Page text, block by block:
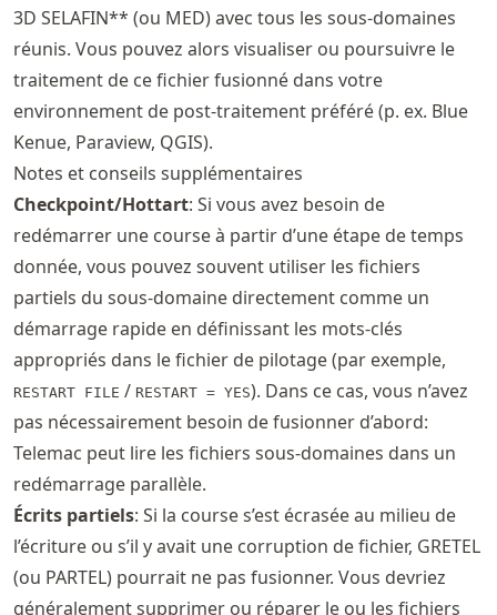
3D SELAFIN** (ou MED) avec tous les sous-domaines
réunis. Vous pouvez alors visualiser ou poursuivre le
traitement de ce fichier fusionné dans votre
environnement de post-traitement préféré (p. ex. Blue
Kenue, Paraview, QGIS).
Notes et conseils supplémentaires
Checkpoint/Hottart: Si vous avez besoin de
redémarrer une course à partir d’une étape de temps
donnée, vous pouvez souvent utiliser les fichiers
partiels du sous-domaine directement comme un
démarrage rapide en définissant les mots-clés
appropriés dans le fichier de pilotage (par exemple,
RESTART FILE / RESTART = YES). Dans ce cas, vous n’avez
pas nécessairement besoin de fusionner d’abord:
Telemac peut lire les fichiers sous-domaines dans un
redémarrage parallèle.
Écrits partiels: Si la course s’est écrasée au milieu de
l’écriture ou s’il y avait une corruption de fichier, GRETEL
(ou PARTEL) pourrait ne pas fusionner. Vous devriez
généralement supprimer ou réparer le ou les fichiers